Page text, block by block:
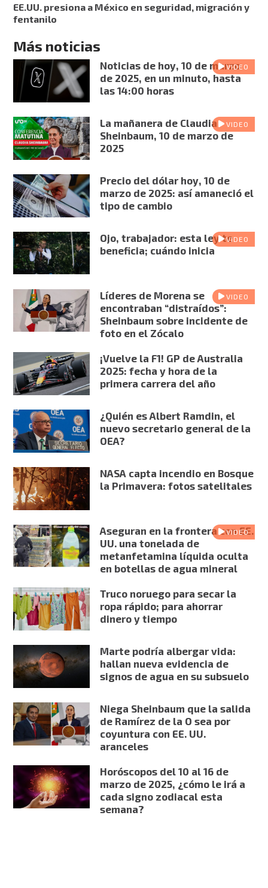
EE.UU. presiona a México en seguridad, migración y
fentanilo
Más noticias
VIDEO
Noticias de hoy, 10 de marzo
de 2025, en un minuto, hasta
las 14:00 horas
VIDEO
La mañanera de Claudia
Sheinbaum, 10 de marzo de
2025
Precio del dólar hoy, 10 de
marzo de 2025: así amaneció el
tipo de cambio
VIDEO
Ojo, trabajador: esta ley te
beneficia; cuándo inicia
VIDEO
Líderes de Morena se
encontraban “distraídos”:
Sheinbaum sobre incidente de
foto en el Zócalo
¡Vuelve la F1! GP de Australia
2025: fecha y hora de la
primera carrera del año
¿Quién es Albert Ramdin, el
nuevo secretario general de la
OEA?
NASA capta incendio en Bosque
la Primavera: fotos satelitales
VIDEO
Aseguran en la frontera con EE.
UU. una tonelada de
metanfetamina líquida oculta
en botellas de agua mineral
Truco noruego para secar la
ropa rápido; para ahorrar
dinero y tiempo
Marte podría albergar vida:
hallan nueva evidencia de
signos de agua en su subsuelo
Niega Sheinbaum que la salida
de Ramírez de la O sea por
coyuntura con EE. UU.
aranceles
Horóscopos del 10 al 16 de
marzo de 2025, ¿cómo le irá a
cada signo zodiacal esta
semana?